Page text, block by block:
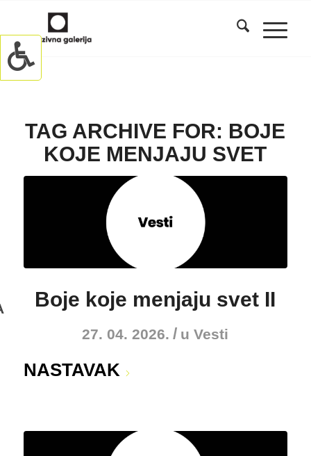
TAG ARCHIVE FOR: BOJE
KOJE MENJAJU SVET
Boje koje menjaju svet II
27. 04. 2026. / uVesti
NASTAVAK